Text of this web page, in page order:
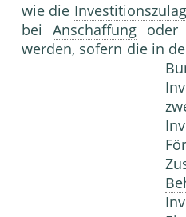
wie die
beiAnschaffung oder
werden, sofern die in